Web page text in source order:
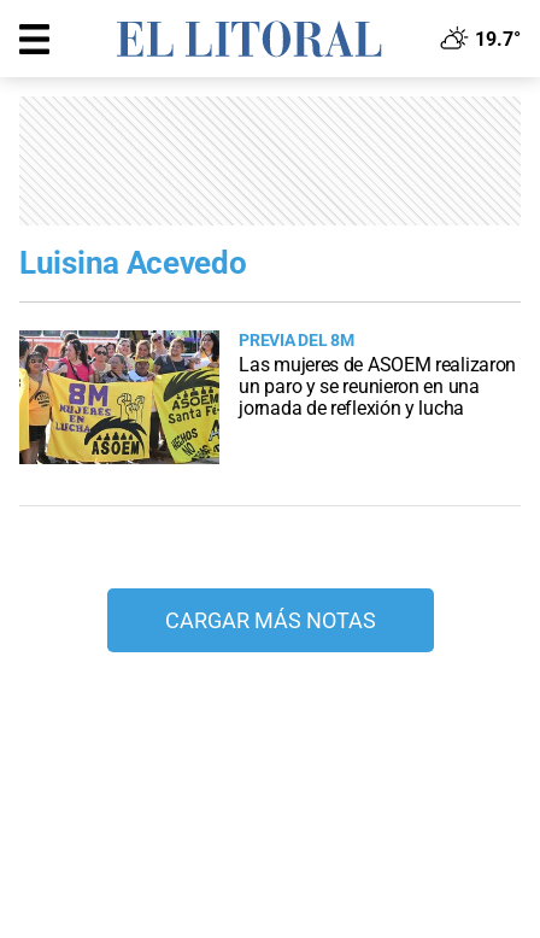
19.7°
Luisina Acevedo
PREVIA DEL 8M
Las mujeres de ASOEM realizaron
un paro y se reunieron en una
jornada de reflexión y lucha
CARGAR MÁS NOTAS